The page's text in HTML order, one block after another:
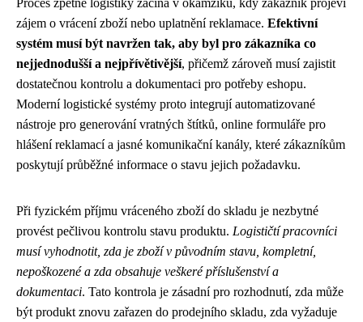
zájem o vrácení zboží nebo uplatnění reklamace. Efektivní
systém musí být navržen tak, aby byl pro zákazníka co
nejjednodušší a nejpřívětivější, přičemž zároveň musí zajistit
dostatečnou kontrolu a dokumentaci pro potřeby eshopu.
Moderní logistické systémy proto integrují automatizované
nástroje pro generování vratných štítků, online formuláře pro
hlášení reklamací a jasné komunikační kanály, které zákazníkům
poskytují průběžné informace o stavu jejich požadavku.
Při fyzickém příjmu vráceného zboží do skladu je nezbytné
provést pečlivou kontrolu stavu produktu. Logističtí pracovníci
musí vyhodnotit, zda je zboží v původním stavu, kompletní,
nepoškozené a zda obsahuje veškeré příslušenství a
dokumentaci. Tato kontrola je zásadní pro rozhodnutí, zda může
být produkt znovu zařazen do prodejního skladu, zda vyžaduje